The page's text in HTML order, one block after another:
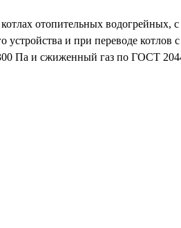
отопительных
устройства и при переводе
Па и сжиженный газ по ГОСТ